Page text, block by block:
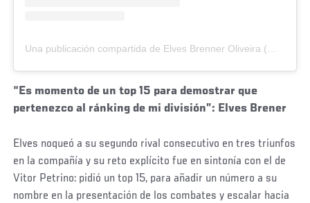
“Es momento de un top 15 para demostrar que
pertenezco al ránking de mi división”: Elves Brener
Elves noqueó a su segundo rival consecutivo en tres triunfos
en la compañía y su reto explícito fue en sintonía con el de
Vitor Petrino: pidió un top 15, para añadir un número a su
nombre en la presentación de los combates y escalar hacia